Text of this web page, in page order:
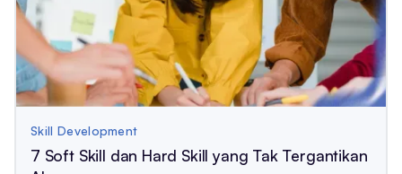
Skill Development
7 Soft Skill dan Hard Skill yang Tak Tergantikan